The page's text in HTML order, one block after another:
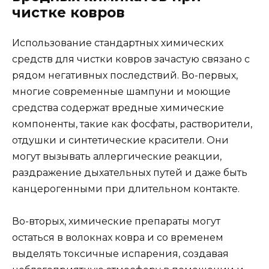
чистке ковров
Использование стандартных химических
средств для чистки ковров зачастую связано с
рядом негативных последствий. Во-первых,
многие современные шампуни и моющие
средства содержат вредные химические
компоненты, такие как фосфаты, растворители,
отдушки и синтетические красители. Они
могут вызывать аллергические реакции,
раздражение дыхательных путей и даже быть
канцерогенными при длительном контакте.
Во-вторых, химические препараты могут
остаться в волокнах ковра и со временем
выделять токсичные испарения, создавая